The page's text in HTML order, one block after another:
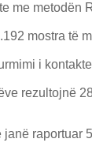
me metodën
mostra të
i
rezultojnë
janë raportuar